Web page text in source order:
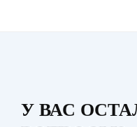
У ВАС